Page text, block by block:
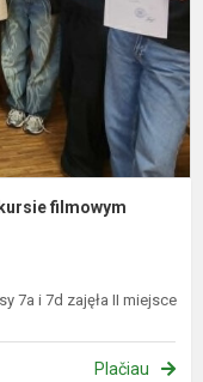
filmowym
7a i 7d zajęła II miejsce
Plačiau